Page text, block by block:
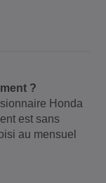
?
Honda
est sans
au mensuel